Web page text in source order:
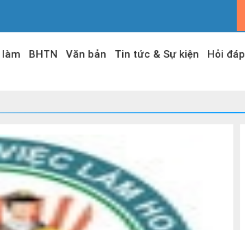
BHTN Văn bản Tin tức & Sự kiện Hỏi đáp